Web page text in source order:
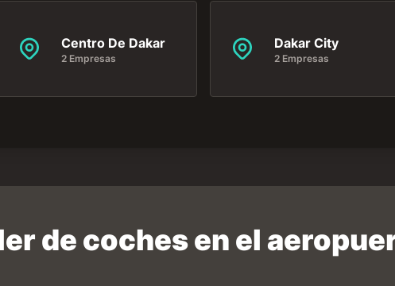
Centro De Dakar
2 Empresas
Dakar City
2 Empresas
de coches en el